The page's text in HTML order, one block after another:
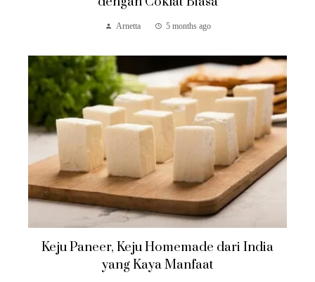
Arnetta 5 months ago
Keju Paneer, Keju Homemade dari India
yang Kaya Manfaat